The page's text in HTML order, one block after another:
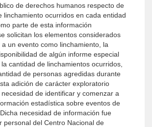
de derechos humanos respecto de
linchamiento ocurridos en cada entidad
parte de esta información
solicitan los elementos considerados
a un evento como linchamiento, la
de algún informe especial
cantidad de linchamientos ocurridos,
de personas agredidas durante
adición de carácter exploratorio
de identificar y comenzar a
estadística sobre eventos de
necesidad de información fue
personal del Centro Nacional de